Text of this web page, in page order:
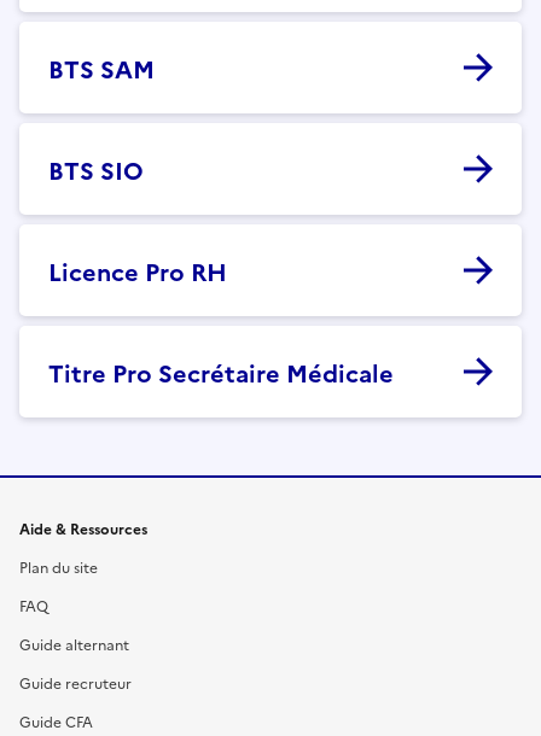
BTS SAM
BTS SIO
Licence Pro RH
Titre Pro Secrétaire Médicale
Informations et liens du site
Aide & Ressources
Plan du site
FAQ
Guide alternant
Guide recruteur
Guide CFA